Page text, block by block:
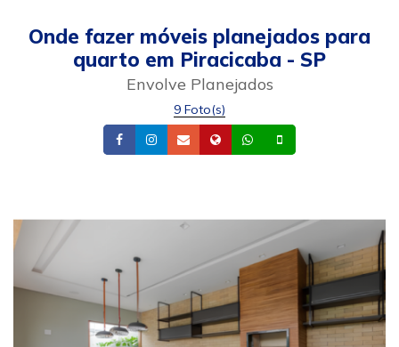
Onde fazer móveis planejados para
quarto em Piracicaba - SP
Envolve Planejados
9 Foto(s)
FacebookInstagram
Email Site Whatsapp